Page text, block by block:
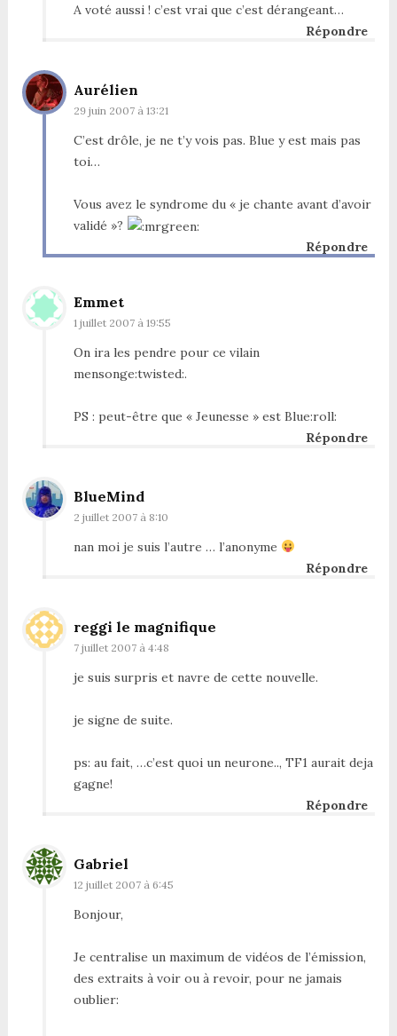
A voté aussi ! c’est vrai que c’est dérangeant…
Répondre
Aurélien
29 juin 2007 à 13:21
C’est drôle, je ne t’y vois pas. Blue y est mais pas
toi…
Vous avez le syndrome du « je chante avant d’avoir
validé »?
Répondre
Emmet
1 juillet 2007 à 19:55
On ira les pendre pour ce vilain
mensonge:twisted:.
PS : peut-être que « Jeunesse » est Blue:roll:
Répondre
BlueMind
2 juillet 2007 à 8:10
nan moi je suis l’autre … l’anonyme
Répondre
reggi le magnifique
7 juillet 2007 à 4:48
je suis surpris et navre de cette nouvelle.
je signe de suite.
ps: au fait, …c’est quoi un neurone.., TF1 aurait deja
gagne!
Répondre
Gabriel
12 juillet 2007 à 6:45
Bonjour,
Je centralise un maximum de vidéos de l’émission,
des extraits à voir ou à revoir, pour ne jamais
oublier: